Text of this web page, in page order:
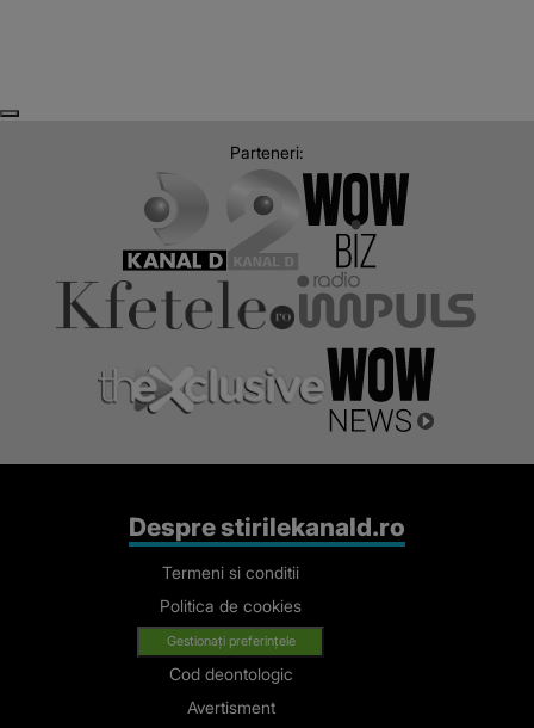
Parteneri:
Despre stirilekanald.ro
Termeni si conditii
Politica de cookies
Gestionați preferințele
Cod deontologic
Avertisment